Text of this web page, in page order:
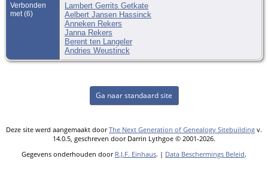
Verbonden
met (6)
Lambert Gerrits Getkate
Aelbert Jansen Hassinck
Anneken Rekers
Janna Rekers
Berent ten Langeler
Andries Weustinck
Ga naar standaard site
Deze site werd aangemaakt doorThe Next Generation of Genealogy Sitebuilding v.
14.0.5, geschreven door Darrin Lythgoe © 2001-2026.
Gegevens onderhouden door R.J.F. Einhaus. | Data Beschermings Beleid.